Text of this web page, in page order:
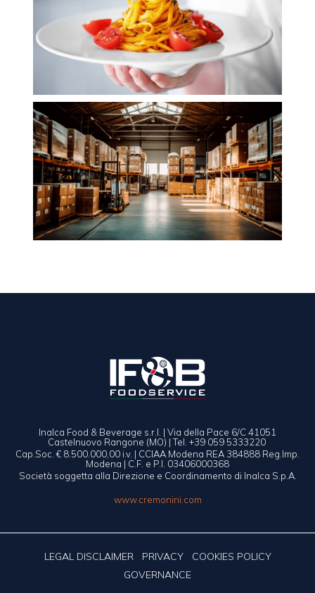
Inalca Food & Beverage s.r.l. | Via della Pace 6/C 41051
Castelnuovo Rangone (MO) | Tel. +39 059 5333220
Cap.Soc. € 8.500.000,00 i.v. | CCIAA Modena REA 384888 Reg.Imp.
Modena | C.F. e P.I. 03406000368
Società soggetta alla Direzione e Coordinamento di Inalca S.p.A.
www.cremonini.com
LEGAL DISCLAIMER PRIVACY
COOKIES POLICY
GOVERNANCE